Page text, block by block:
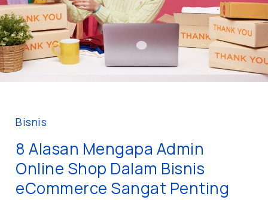
Bisnis
8 Alasan Mengapa Admin
Online Shop Dalam Bisnis
eCommerce Sangat Penting
Dalam
Bisnis
eCommerce
Sangat